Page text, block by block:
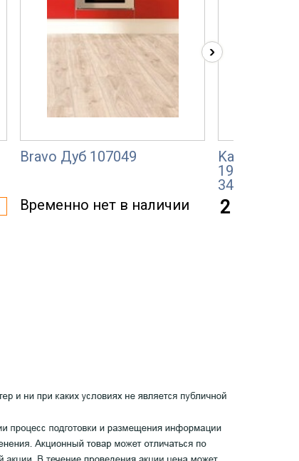
Bravo Дуб 107049
Временно нет в наличии
Kaindl
193x8мм
34899 EG
2 047 р.
›